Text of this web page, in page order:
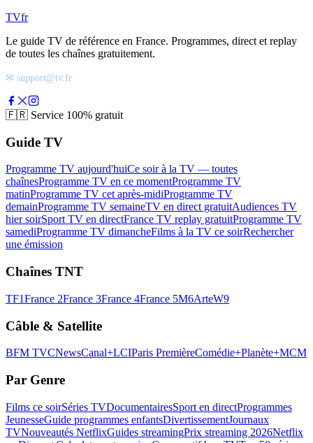
TVfr
Le guide TV de référence en France. Programmes, direct et replay
de toutes les chaînes gratuitement.
✉ support@tv.fr
🇫🇷 Service 100% gratuit
Guide TV
Programme TV aujourd'huiCe soir à la TV — toutes
chaînesProgramme TV en ce momentProgramme TV
matinProgramme TV cet après-midiProgramme TV
demainProgramme TV semaineTV en direct gratuitAudiences TV
hier soirSport TV en directFrance TV replay gratuitProgramme TV
samediProgramme TV dimancheFilms à la TV ce soirRechercher
une émission
Chaînes TNT
TF1France 2France 3France 4France 5M6ArteW9
Câble & Satellite
BFM TVCNewsCanal+LCIParis PremièreComédie+Planète+MCM
Par Genre
Films ce soirSéries TVDocumentairesSport en directProgrammes
JeunesseGuide programmes enfantsDivertissementJournaux
TVNouveautés NetflixGuides streamingPrix streaming 2026Netflix